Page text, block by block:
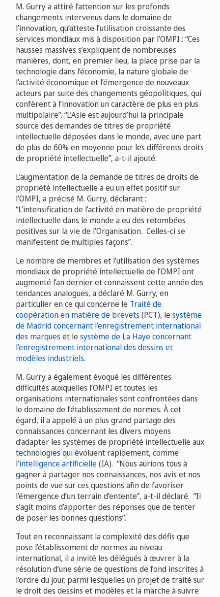
M. Gurry a attiré l’attention sur les profonds
changements intervenus dans le domaine de
l’innovation, qu’atteste l’utilisation croissante des
services mondiaux mis à disposition par l’OMPI : “Ces
hausses massives s’expliquent de nombreuses
manières, dont, en premier lieu, la place prise par la
technologie dans l’économie, la nature globale de
l’activité économique et l’émergence de nouveaux
acteurs par suite des changements géopolitiques, qui
confèrent à l’innovation un caractère de plus en plus
multipolaire”. “L’Asie est aujourd’hui la principale
source des demandes de titres de propriété
intellectuelle déposées dans le monde, avec une part
de plus de 60% en moyenne pour les différents droits
de propriété intellectuelle”, a-t-il ajouté.
L’augmentation de la demande de titres de droits de
propriété intellectuelle a eu un effet positif sur
l’OMPI, a précisé M. Gurry, déclarant :
“L’intensification de l’activité en matière de propriété
intellectuelle dans le monde a eu des retombées
positives sur la vie de l’Organisation. Celles-ci se
manifestent de multiples façons”.
Le nombre de membres et l’utilisation des systèmes
mondiaux de propriété intellectuelle de l’OMPI ont
augmenté l’an dernier et connaissent cette année des
tendances analogues, a déclaré M. Gurry, en
particulier en ce qui concerne le Traité de
coopération en matière de brevets (PCT), lesystème
de Madrid concernant l’enregistrement international
des marques et lesystème de La Haye concernant
l’enregistrement international des dessins et
modèles industriels.
M. Gurry a également évoqué les différentes
difficultés auxquelles l’OMPI et toutes les
organisations internationales sont confrontées dans
le domaine de l’établissement de normes. À cet
égard, il a appelé à un plus grand partage des
connaissances concernant les divers moyens
d’adapter les systèmes de propriété intellectuelle aux
technologies qui évoluent rapidement, comme
l’intelligence artificielle(IA). “Nous aurions tous à
gagner à partager nos connaissances, nos avis et nos
points de vue sur ces questions afin de favoriser
l’émergence d’un terrain d’entente”, a-t-il déclaré. “Il
s’agit moins d’apporter des réponses que de tenter
de poser les bonnes questions”.
Tout en reconnaissant la complexité des défis que
pose l’établissement de normes au niveau
international, il a invité les délégués à œuvrer à la
résolution d’une série de questions de fond inscrites à
l’ordre du jour, parmi lesquelles un projet de traité sur
le droit des dessins et modèles et la marche à suivre